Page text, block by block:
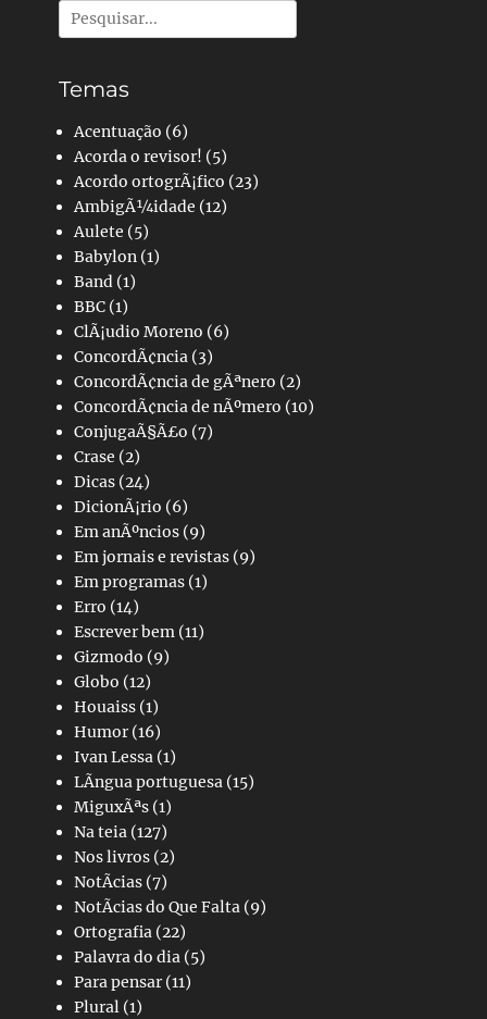
Pesquisar
por:
Temas
Acentuação (6)
Acorda o revisor! (5)
Acordo ortogrÃ¡fico (23)
AmbigÃ¼idade (12)
Aulete (5)
Babylon (1)
Band (1)
BBC (1)
ClÃ¡udio Moreno (6)
ConcordÃ¢ncia (3)
ConcordÃ¢ncia de gÃªnero (2)
ConcordÃ¢ncia de nÃºmero (10)
ConjugaÃ§Ã£o (7)
Crase (2)
Dicas (24)
DicionÃ¡rio (6)
Em anÃºncios (9)
Em jornais e revistas (9)
Em programas (1)
Erro (14)
Escrever bem (11)
Gizmodo (9)
Globo (12)
Houaiss (1)
Humor(16)
Ivan Lessa (1)
LÃ­ngua portuguesa (15)
MiguxÃªs (1)
Na teia (127)
Nos livros (2)
NotÃ­cias (7)
NotÃ­cias do Que Falta (9)
Ortografia (22)
Palavra do dia (5)
Para pensar(11)
Plural (1)